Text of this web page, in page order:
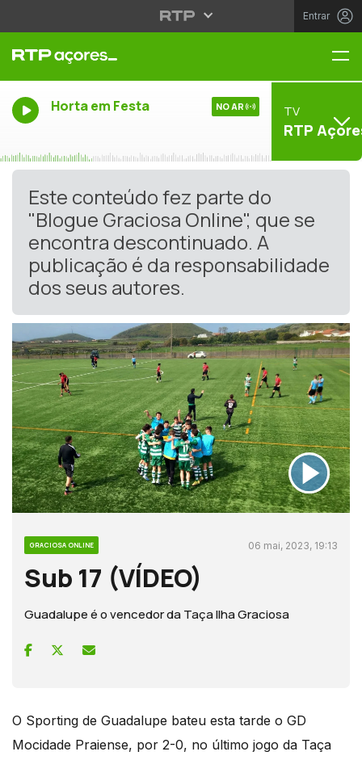
Entrar
Horta em Festa NO AR TV
RTP
Este conteúdo fez parte do
"Blogue Graciosa Online", que se
encontra descontinuado. A
publicação é da responsabilidade
dos seus autores.
GRACIOSA ONLINE 06 mai, 2023, 19:13
Sub 17 (VÍDEO)
Guadalupe é o vencedor da Taça Ilha Graciosa
O Sporting de Guadalupe bateu esta tarde o GD
Mocidade Praiense, por 2-0, no último jogo da Taça